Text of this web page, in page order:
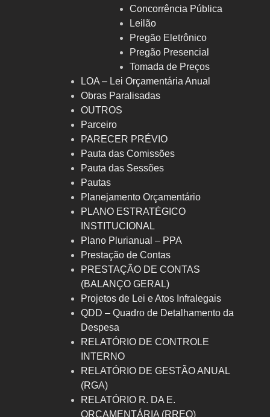
Concorrência Pública
Leilão
Pregão Eletrônico
Pregão Presencial
Tomada de Preços
LOA – Lei Orçamentária Anual
Obras Paralisadas
OUTROS
Parceiro
PARECER PRÉVIO
Pauta das Comissões
Pauta das Sessões
Pautas
Planejamento Orçamentário
PLANO ESTRATÉGICO
INSTITUCIONAL
Plano Plurianual – PPA
Prestação de Contas
PRESTAÇÃO DE CONTAS
(BALANÇO GERAL)
Projetos de Lei e Atos Infralegais
QDD – Quadro de Detalhamento da
Despesa
RELATÓRIO DE CONTROLE
INTERNO
RELATÓRIO DE GESTÃO ANUAL
(RGA)
RELATÓRIO R. DA E.
ORÇAMENTÁRIA (RREO)